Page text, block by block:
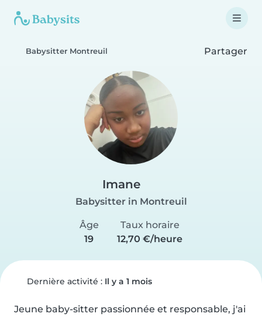
Babysitter Montreuil Partager
Imane
Babysitter in Montreuil
Âge
19
Taux horaire
12,70 €/heure
Dernière activité : Il y a 1 mois
Jeune baby-sitter passionnée et responsable, j'ai